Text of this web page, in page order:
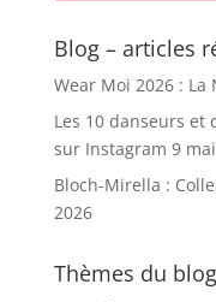
Blog – articles
Wear Moi 2026 : La
Les 10 danseurs et
sur Instagram 9
Bloch-Mirella :
2026
Thèmes du blog